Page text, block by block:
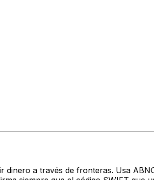
a través de fronteras. Usa